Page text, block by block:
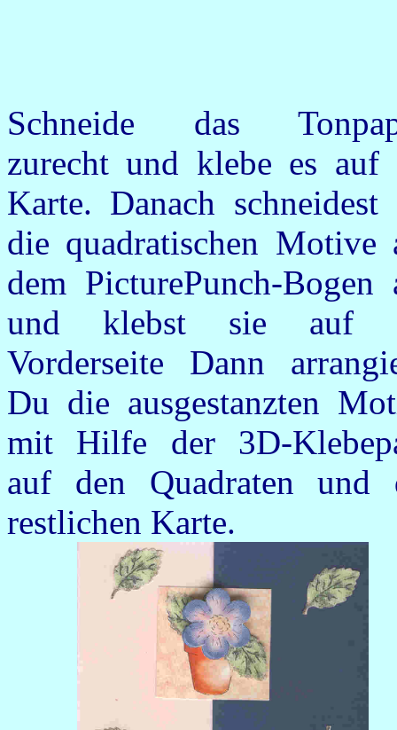
Schneide das
zurecht und klebe es auf
Karte. Danach schneidest
die quadratischen Motive
dem PicturePunch-Bogen
und klebst sie auf
Vorderseite Dann
Du die ausgestanzten
mit Hilfe der 3D-
auf den Quadraten und
restlichen Karte.